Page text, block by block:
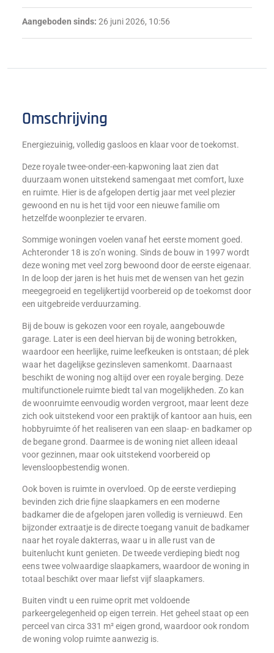
Aangeboden sinds: 26 juni 2026, 10:56
Omschrijving
Energiezuinig, volledig gasloos en klaar voor de toekomst.
Deze royale twee-onder-een-kapwoning laat zien dat
duurzaam wonen uitstekend samengaat met comfort, luxe
en ruimte. Hier is de afgelopen dertig jaar met veel plezier
gewoond en nu is het tijd voor een nieuwe familie om
hetzelfde woonplezier te ervaren.
Sommige woningen voelen vanaf het eerste moment goed.
Achteronder 18 is zo’n woning. Sinds de bouw in 1997 wordt
deze woning met veel zorg bewoond door de eerste eigenaar.
In de loop der jaren is het huis met de wensen van het gezin
meegegroeid en tegelijkertijd voorbereid op de toekomst door
een uitgebreide verduurzaming.
Bij de bouw is gekozen voor een royale, aangebouwde
garage. Later is een deel hiervan bij de woning betrokken,
waardoor een heerlijke, ruime leefkeuken is ontstaan; dé plek
waar het dagelijkse gezinsleven samenkomt. Daarnaast
beschikt de woning nog altijd over een royale berging. Deze
multifunctionele ruimte biedt tal van mogelijkheden. Zo kan
de woonruimte eenvoudig worden vergroot, maar leent deze
zich ook uitstekend voor een praktijk of kantoor aan huis, een
hobbyruimte óf het realiseren van een slaap- en badkamer op
de begane grond. Daarmee is de woning niet alleen ideaal
voor gezinnen, maar ook uitstekend voorbereid op
levensloopbestendig wonen.
Ook boven is ruimte in overvloed. Op de eerste verdieping
bevinden zich drie fijne slaapkamers en een moderne
badkamer die de afgelopen jaren volledig is vernieuwd. Een
bijzonder extraatje is de directe toegang vanuit de badkamer
naar het royale dakterras, waar u in alle rust van de
buitenlucht kunt genieten. De tweede verdieping biedt nog
eens twee volwaardige slaapkamers, waardoor de woning in
totaal beschikt over maar liefst vijf slaapkamers.
Buiten vindt u een ruime oprit met voldoende
parkeergelegenheid op eigen terrein. Het geheel staat op een
perceel van circa 331 m² eigen grond, waardoor ook rondom
de woning volop ruimte aanwezig is.